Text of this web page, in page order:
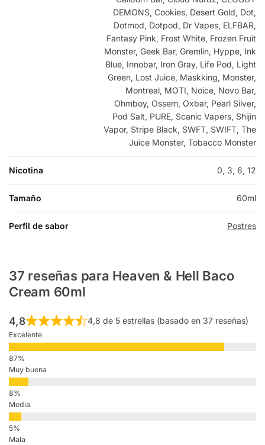
DEMONS, Cookies, Desert Gold, Dot,
Dotmod, Dotpod, Dr Vapes, ELFBAR,
Fantasy Pink, Frost White, Frozen Fruit
Monster, Geek Bar, Gremlin, Hyppe, Ink
Blue, Innobar, Iron Gray, Life Pod, Light
Green, Lost Juice, Maskking, Monster,
Montreal, MOTI, Noice, Novo Bar,
Ohmboy, Ossem, Oxbar, Pearl Silver,
Pod Salt, PURE, Scanic Vapers, Shijin
Vapor, Stripe Black, SWFT, SWIFT, The
Juice Monster, Tobacco Monster
Nicotina 0, 3, 6, 12
Tamaño 60ml
Perfil de sabor Postres
37 reseñas para Heaven & Hell Baco
Cream 60ml
4,8 4,8 de 5 estrellas (basado en 37 reseñas)
Excelente
Muy buena
Media
Mala